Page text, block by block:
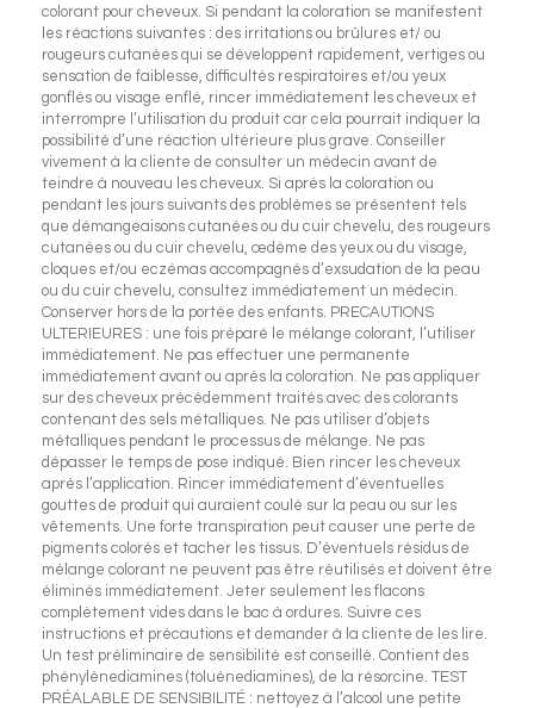
colorant pour cheveux. Si pendant la coloration se manifestent
les réactions suivantes : des irritations ou brûlures et/ ou
rougeurs cutanées qui se développent rapidement, vertiges ou
sensation de faiblesse, difficultés respiratoires et/ou yeux
gonflés ou visage enflé, rincer immédiatement les cheveux et
interrompre l’utilisation du produit car cela pourrait indiquer la
possibilité d’une réaction ultérieure plus grave. Conseiller
vivement à la cliente de consulter un médecin avant de
teindre à nouveau les cheveux. Si après la coloration ou
pendant les jours suivants des problèmes se présentent tels
que démangeaisons cutanées ou du cuir chevelu, des rougeurs
cutanées ou du cuir chevelu, œdème des yeux ou du visage,
cloques et/ou eczémas accompagnés d’exsudation de la peau
ou du cuir chevelu, consultez immédiatement un médecin.
Conserver hors de la portée des enfants. PRECAUTIONS
ULTERIEURES : une fois préparé le mélange colorant, l’utiliser
immédiatement. Ne pas effectuer une permanente
immédiatement avant ou après la coloration. Ne pas appliquer
sur des cheveux précédemment traités avec des colorants
contenant des sels métalliques. Ne pas utiliser d’objets
métalliques pendant le processus de mélange. Ne pas
dépasser le temps de pose indiqué. Bien rincer les cheveux
après l’application. Rincer immédiatement d’éventuelles
gouttes de produit qui auraient coulé sur la peau ou sur les
vêtements. Une forte transpiration peut causer une perte de
pigments colorés et tacher les tissus. D’éventuels résidus de
mélange colorant ne peuvent pas être réutilisés et doivent être
éliminés immédiatement. Jeter seulement les flacons
complètement vides dans le bac à ordures. Suivre ces
instructions et précautions et demander à la cliente de les lire.
Un test préliminaire de sensibilité est conseillé. Contient des
phénylènediamines (toluènediamines), de la résorcine. TEST
PRÉALABLE DE SENSIBILITÉ : nettoyez à l’alcool une petite